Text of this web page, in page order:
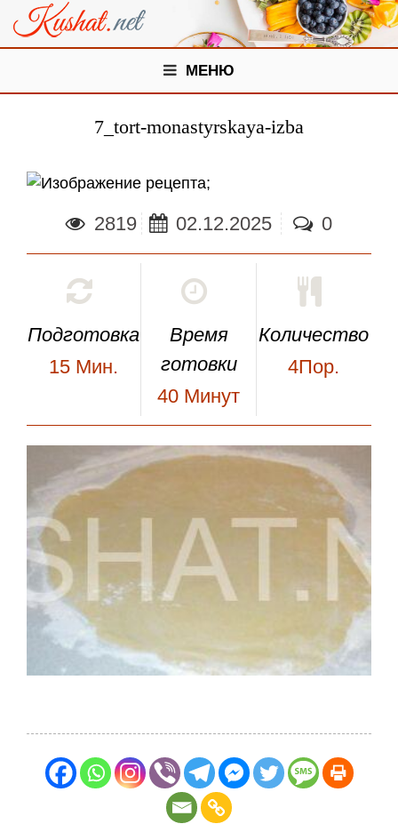
МЕНЮ
7_tort-monastyrskaya-izba
;
2819 02.12.2025 0
Подготовка
15 Мин.
Время
готовки
40 Минут
Количество
4Пор.